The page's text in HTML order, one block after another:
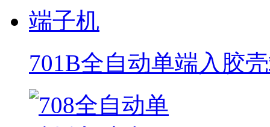
701B全自动单端入胶